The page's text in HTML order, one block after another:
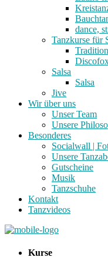
dance,
Tanzkurse für
Salsa
Salsa
Jive
Wir über uns
Unser Team
Unsere
Besonderes
Socialwall |
Unsere
Gutscheine
Musik
Tanzschuhe
Kontakt
Tanzvideos
Kurse